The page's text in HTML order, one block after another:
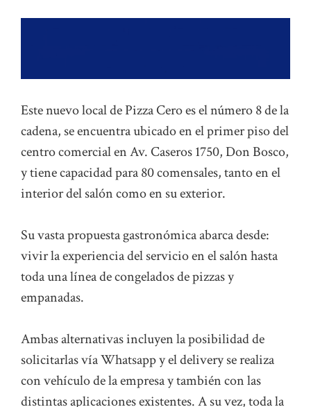
Este nuevo local de Pizza Cero es el número 8 de la
cadena, se encuentra ubicado en el primer piso del
centro comercial en Av. Caseros 1750, Don Bosco,
y tiene capacidad para 80 comensales, tanto en el
interior del salón como en su exterior.
Su vasta propuesta gastronómica abarca desde:
vivir la experiencia del servicio en el salón hasta
toda una línea de congelados de pizzas y
empanadas.
Ambas alternativas incluyen la posibilidad de
solicitarlas vía Whatsapp y el delivery se realiza
con vehículo de la empresa y también con las
distintas aplicaciones existentes. A su vez, toda la